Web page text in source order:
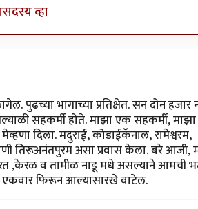
सदस्य व्हा
पुढच्या भागाच्या प्रतिक्षेत. सन दोन
सहकर्मी होते. माझा एक सहकर्मी,
दिला. मदुराई, कोडाईकॅनाल, रामेश्वरम,
तिरूअनंतपुरम असा प्रवास केला. बरे आजी,
,केरळ व तामीळ नाडू मधे असल्याने
फिरून आल्यासारखे वाटेल.